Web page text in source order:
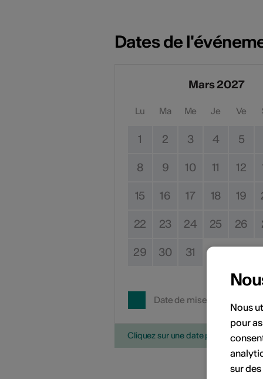
Dates de
Mars 2027
Lu Ma Me Je Ve
1 2 3 4 5
8 9 10 11 12
15 16 17 18 19
22 23 24 25 26
29 30 31
Date de mise en œuvre
Cliquez sur une date pour ajouter
Nous
pour
sur